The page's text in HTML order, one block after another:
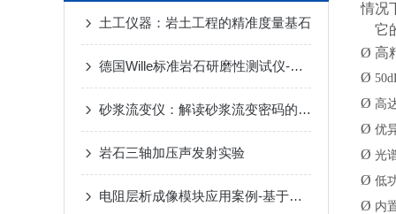
土工仪器：岩土工程的精准度量基石
德国Wille标准岩石研磨性测试仪-苏州拓测仪器设备有限公司
砂浆流变仪：解读砂浆流变密码的关键工具
岩石三轴加压声发射实验
电阻层析成像模块应用案例-基于三维电阻层析成像的盾构机超前探测研究
情况
它
Ø 高
Ø
Ø 高
Ø 优
Ø 光
Ø 低
Ø 内